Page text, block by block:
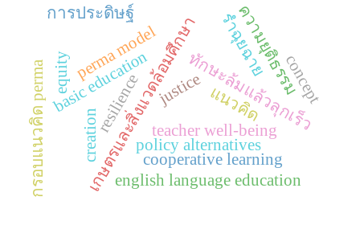
เกษตรและสิ่งแวดล้อมศึกษา
resilience
policy alternatives
english language education
basic education
equity justiceทักษะล้มแล้วลุกเร็ว
กรอบแนวคิด perma teacher well-being
perma model
cooperative learning
ความยุติธรรม
แนวคิด
การประดิษฐ์ รำฉุยฉาย concept
creation